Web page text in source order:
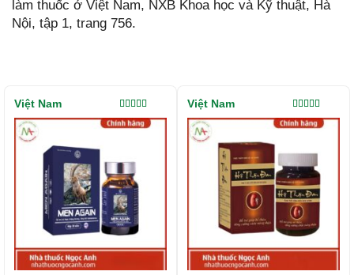
làm thuốc ở Việt Nam, NXB Khoa học và Kỹ thuật, Hà
Nội, tập 1, trang 756.
Được xếp
hạng5.00
Việt Nam
Được xếp
hạng5.00
Việt Nam